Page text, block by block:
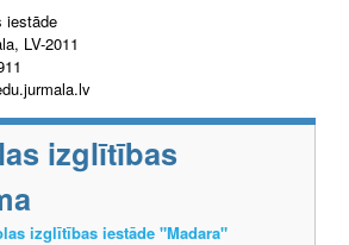
iestāde
LV-2011
izglītības
izglītības iestāde "Madara"